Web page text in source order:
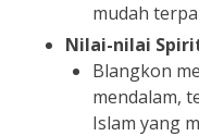
mudah
Nilai-nilai
Blangkon
mendalam,
Islam yang